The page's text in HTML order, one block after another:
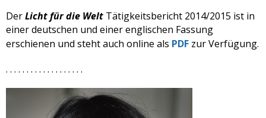
DerLicht für die Welt Tätigkeitsbericht 2014/2015 ist in
einer deutschen und einer englischen Fassung
erschienen und steht auch online als PDF zur Verfügung.
. . . . . . . . . . . . . . . . . . .